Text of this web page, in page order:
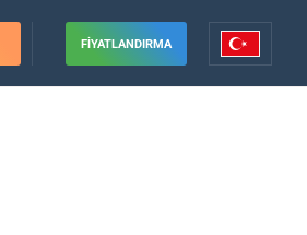
FIYATLANDIRMA